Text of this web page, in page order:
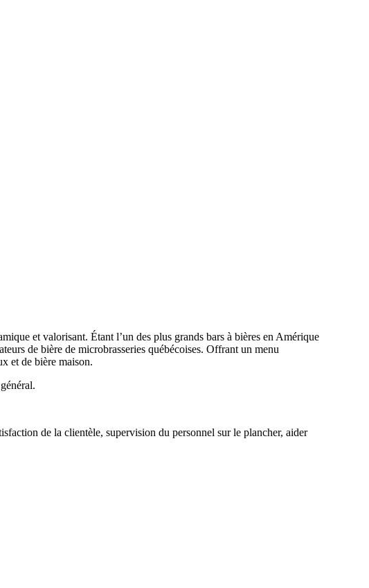
et valorisant. Étant l’un des plus grands bars à bières en Amérique
de bière de microbrasseries québécoises. Offrant un menu
et de bière maison.
de la clientèle, supervision du personnel sur le plancher, aider